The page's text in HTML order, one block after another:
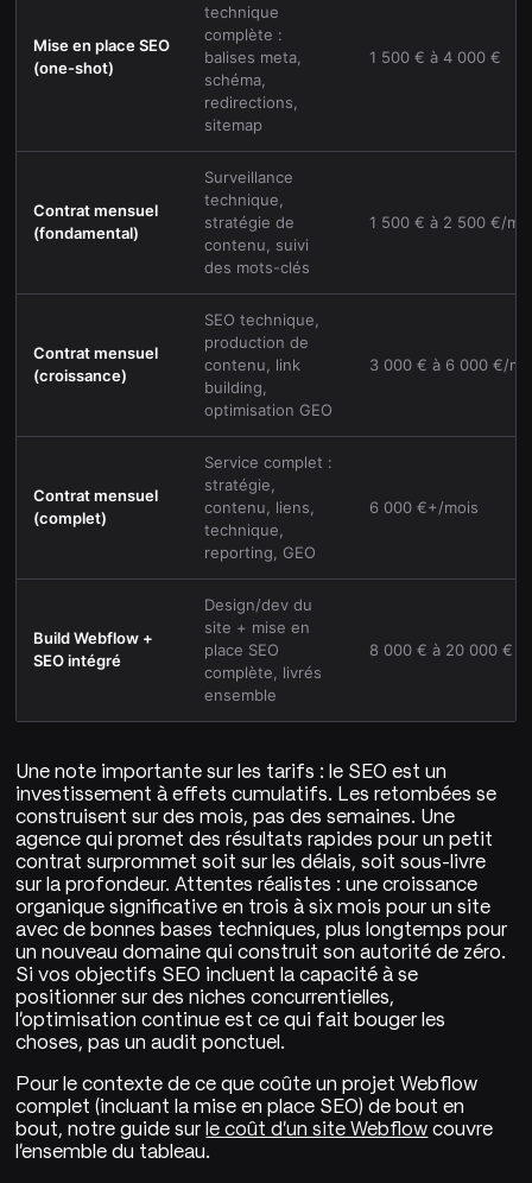
Mise en place SEO
(one-shot)
technique
complète :
balises meta,
schéma,
redirections,
sitemap
1 500 € à 4 000 €
Contrat mensuel
(fondamental)
Surveillance
technique,
stratégie de
contenu, suivi
des mots-clés
1 500 € à 2 500 €/
Contrat mensuel
(croissance)
SEO technique,
production de
contenu, link
building,
optimisation GEO
3 000 € à 6 000 €/
Contrat mensuel
(complet)
Service complet :
stratégie,
contenu, liens,
technique,
reporting, GEO
6 000 €+/mois
Build Webflow +
SEO intégré
Design/dev du
site + mise en
place SEO
complète, livrés
ensemble
8 000 € à 20 000 €
Une note importante sur les tarifs : le SEO est un
investissement à effets cumulatifs. Les retombées se
construisent sur des mois, pas des semaines. Une
agence qui promet des résultats rapides pour un petit
contrat surprommet soit sur les délais, soit sous-livre
sur la profondeur. Attentes réalistes : une croissance
organique significative en trois à six mois pour un site
avec de bonnes bases techniques, plus longtemps pour
un nouveau domaine qui construit son autorité de zéro.
Si vos objectifs SEO incluent la capacité à se
positionner sur des niches concurrentielles,
l'optimisation continue est ce qui fait bouger les
choses, pas un audit ponctuel.
Pour le contexte de ce que coûte un projet Webflow
complet (incluant la mise en place SEO) de bout en
bout, notre guide surle coût d'un site Webflow couvre
l'ensemble du tableau.